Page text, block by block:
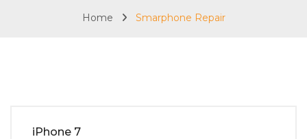
Home Smarphone Repair
iPhone 7